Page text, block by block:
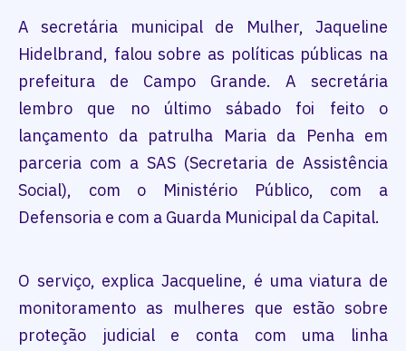
A secretária municipal de Mulher, Jaqueline
Hidelbrand, falou sobre as políticas públicas na
prefeitura de Campo Grande. A secretária
lembro que no último sábado foi feito o
lançamento da patrulha Maria da Penha em
parceria com a SAS (Secretaria de Assistência
Social­), com o Ministério Público, com a
Defensoria e com a Guarda Municipal da Capital.
O serviço, explica Jacqueline, é uma viatura de
monitoramento as mulheres que estão sobre
proteção judicial e conta com uma linha